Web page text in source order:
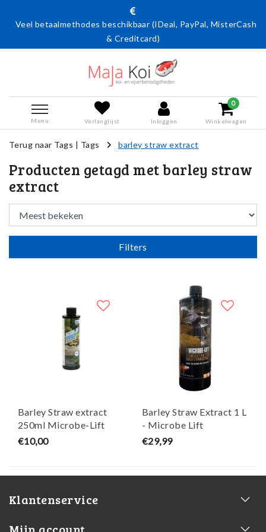
Veel betaalmethodes beschikbaar (IDeal, PayPal, MisterCash
& Creditcard)
Menu Verlanglijst Inloggen
0
Winkelwagen
Terug naar Tags | Tags barley straw extract
Producten getagd met barley straw
extract
Filters
Barley Straw extract
250ml Microbe-Lift
€10,00
Barley Straw Extract 1 L
- Microbe Lift
€29,99
Klantenservice